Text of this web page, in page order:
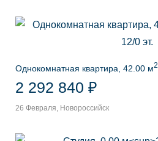
Однокомнатная квартира, 42.00 м2
2 292 840 ₽
26 Февраля, Новороссийск